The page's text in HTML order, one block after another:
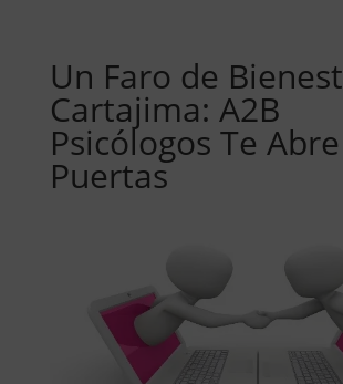
Un Faro de
Cartajima: A2B
Psicólogos Te
Puertas